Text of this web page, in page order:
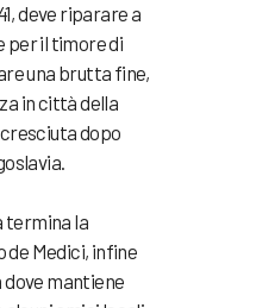
deve riparare a
per il timore di
una brutta fine,
in città della
dopo
termina la
de Medici, infine
dove mantiene